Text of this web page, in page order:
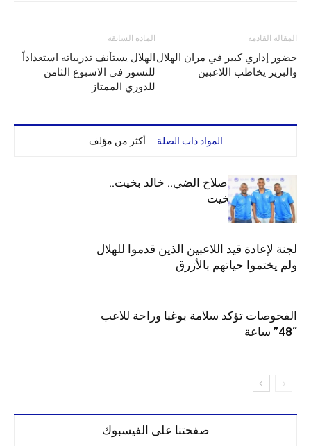
المادة السابقة
الهلال يستأنف تدريباته استعداداً
للنسور في الاسبوع الثامن
للدوري الممتاز
المقالة القادمة
حضور إداري كبير في مران الهلال
والبرير يخاطب اللاعبين
المواد ذات الصلة أكثر من مؤلف
الهلال يعيد قيد صلاح الضي.. خالد بخيت..
جوليت وعمر بخيت
لجنة لإعادة قيد اللاعبين الذين قدموا للهلال
ولم يختموا حياتهم بالأزرق
الفحوصات تؤكد سلامة بوغبا وراحة للاعب
“48” ساعة
صفحتنا على الفيسبوك